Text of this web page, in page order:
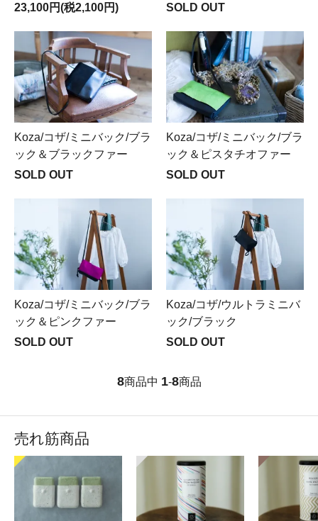
23,100円(税2,100円)
SOLD OUT
Koza/コザ/ミニバック/ブラ
ック＆ブラックファー
SOLD OUT
Koza/コザ/ミニバック/ブラ
ック＆ピスタチオファー
SOLD OUT
Koza/コザ/ミニバック/ブラ
ック＆ピンクファー
SOLD OUT
Koza/コザ/ウルトラミニバ
ック/ブラック
SOLD OUT
8商品中 1-8商品
売れ筋商品